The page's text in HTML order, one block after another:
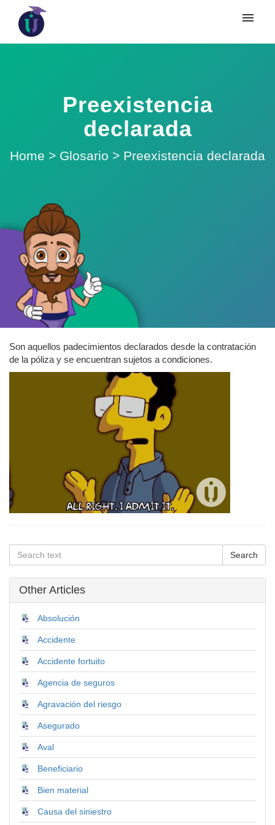
Preexistencia
declarada
Home > Glosario > Preexistencia declarada
Son aquellos padecimientos declarados desde la contratación
de la póliza y se encuentran sujetos a condiciones.
Other Articles
Absolución
Accidente
Accidente fortuito
Agencia de seguros
Agravación del riesgo
Asegurado
Aval
Beneficiario
Bien material
Causa del siniestro